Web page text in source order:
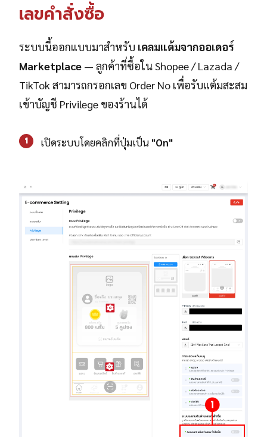
เลขคำสั่งซื้อ
ระบบนี้ออกแบบมาสำหรับ เคลมแต้มจากออเดอร์
Marketplace — ลูกค้าที่ซื้อใน Shopee / Lazada /
TikTok สามารถกรอกเลข Order No เพื่อรับแต้มสะสม
เข้าบัญชี Privilege ของร้านได้
1 เปิดระบบโดยคลิกที่ปุ่มเป็น "On"